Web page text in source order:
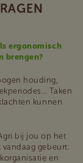
ergonomisch
brengen?
houding,
Taken
kunnen
bij jou op het
gebeurt:
en